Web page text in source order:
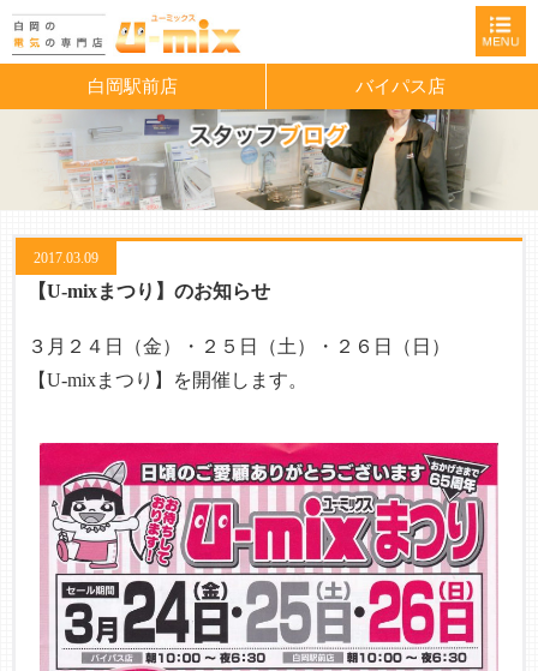
白岡駅前店 バイパス店
2017.03.09
【U-mixまつり】のお知らせ
３月２４日（金）・２５日（土）・２６日（日）
【U-mixまつり】を開催します。